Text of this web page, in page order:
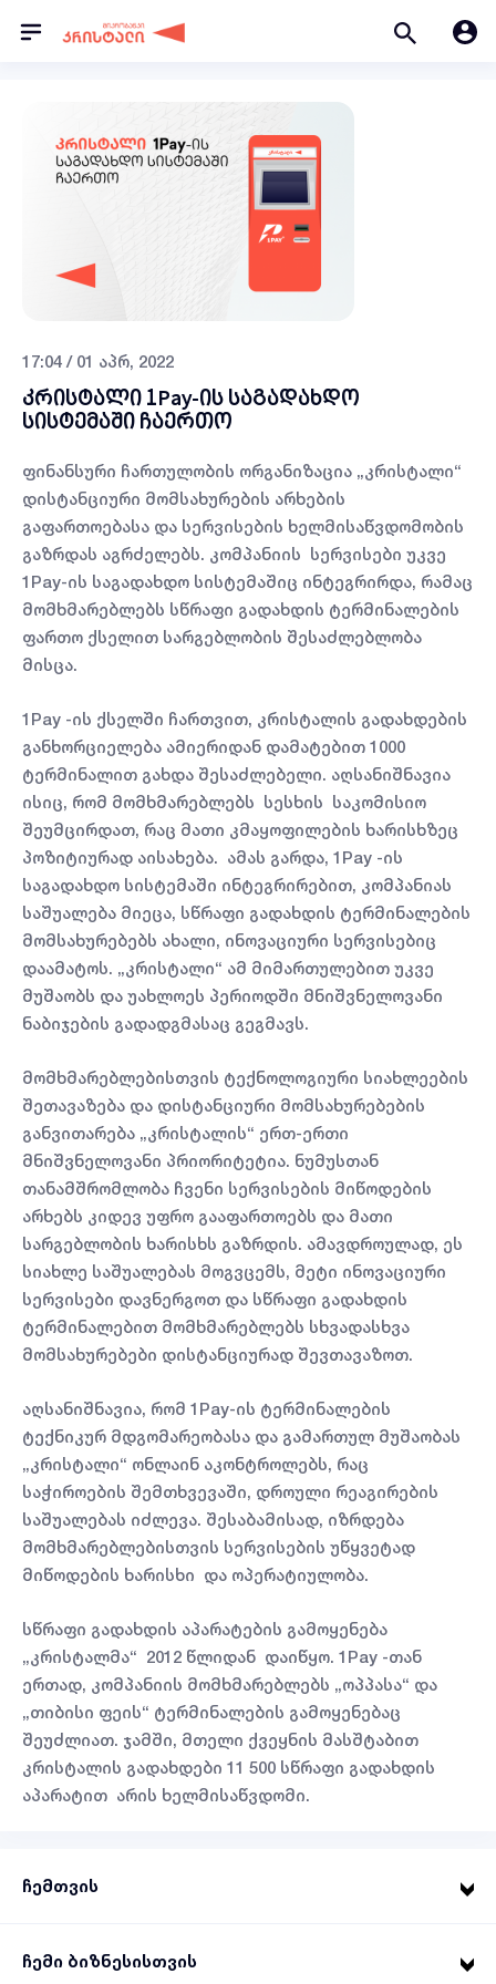
17:04 / 01 აპრ, 2022
კრისტალი 1Pay-ის საგადახდო
სისტემაში ჩაერთო
ფინანსური ჩართულობის ორგანიზაცია „კრისტალი“
დისტანციური მომსახურების არხების
გაფართოებასა და სერვისების ხელმისაწვდომობის
გაზრდას აგრძელებს. კომპანიის სერვისები უკვე
1Pay-ის საგადახდო სისტემაშიც ინტეგრირდა, რამაც
მომხმარებლებს სწრაფი გადახდის ტერმინალების
ფართო ქსელით სარგებლობის შესაძლებლობა
მისცა.
1Pay -ის ქსელში ჩართვით, კრისტალის გადახდების
განხორციელება ამიერიდან დამატებით 1000
ტერმინალით გახდა შესაძლებელი. აღსანიშნავია
ისიც, რომ მომხმარებლებს სესხის საკომისიო
შეუმცირდათ, რაც მათი კმაყოფილების ხარისხზეც
პოზიტიურად აისახება. ამას გარდა, 1Pay -ის
საგადახდო სისტემაში ინტეგრირებით, კომპანიას
საშუალება მიეცა, სწრაფი გადახდის ტერმინალების
მომსახურებებს ახალი, ინოვაციური სერვისებიც
დაამატოს. „კრისტალი“ ამ მიმართულებით უკვე
მუშაობს და უახლოეს პერიოდში მნიშვნელოვანი
ნაბიჯების გადადგმასაც გეგმავს.
მომხმარებლებისთვის ტექნოლოგიური სიახლეების
შეთავაზება და დისტანციური მომსახურებების
განვითარება „კრისტალის“ ერთ-ერთი
მნიშვნელოვანი პრიორიტეტია. ნუმუსთან
თანამშრომლობა ჩვენი სერვისების მიწოდების
არხებს კიდევ უფრო გააფართოებს და მათი
სარგებლობის ხარისხს გაზრდის. ამავდროულად, ეს
სიახლე საშუალებას მოგვცემს, მეტი ინოვაციური
სერვისები დავნერგოთ და სწრაფი გადახდის
ტერმინალებით მომხმარებლებს სხვადასხვა
მომსახურებები დისტანციურად შევთავაზოთ.
აღსანიშნავია, რომ 1Pay-ის ტერმინალების
ტექნიკურ მდგომარეობასა და გამართულ მუშაობას
„კრისტალი“ ონლაინ აკონტროლებს, რაც
საჭიროების შემთხვევაში, დროული რეაგირების
საშუალებას იძლევა. შესაბამისად, იზრდება
მომხმარებლებისთვის სერვისების უწყვეტად
მიწოდების ხარისხი და ოპერატიულობა.
სწრაფი გადახდის აპარატების გამოყენება
„კრისტალმა“ 2012 წლიდან დაიწყო. 1Pay -თან
ერთად, კომპანიის მომხმარებლებს „ოპპასა“ და
„თიბისი ფეის“ ტერმინალების გამოყენებაც
შეუძლიათ. ჯამში, მთელი ქვეყნის მასშტაბით
კრისტალის გადახდები 11 500 სწრაფი გადახდის
აპარატით არის ხელმისაწვდომი.
ჩემთვის
ჩემი ბიზნესისთვის